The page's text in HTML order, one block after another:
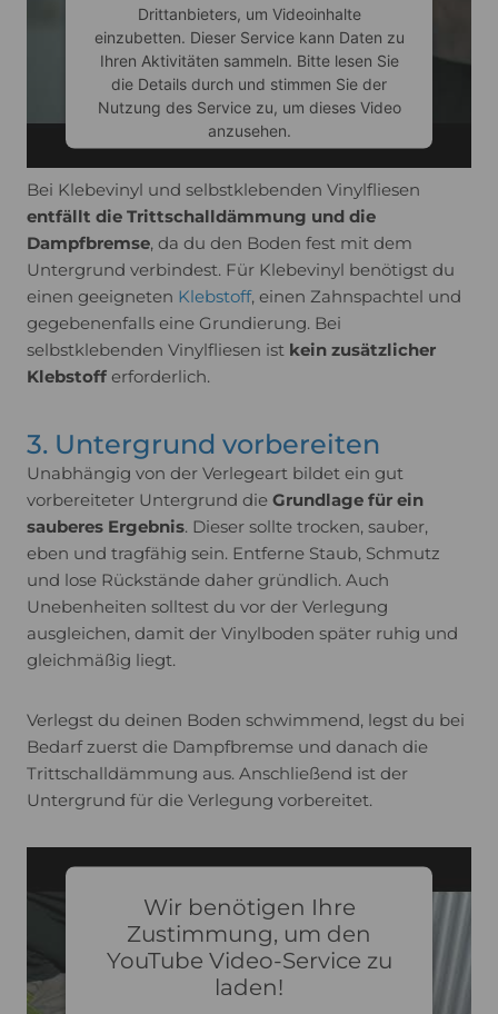
Drittanbieters, um Videoinhalte
einzubetten. Dieser Service kann Daten zu
Ihren Aktivitäten sammeln. Bitte lesen Sie
die Details durch und stimmen Sie der
Nutzung des Service zu, um dieses Video
anzusehen.
Akzeptieren
powered byUsercentrics Consent
Management Platform
Bei Klebevinyl und selbstklebenden Vinylfliesen
entfällt die Trittschalldämmung und die
Dampfbremse, da du den Boden fest mit dem
Untergrund verbindest. Für Klebevinyl benötigst du
einen geeigneten Klebstoff, einen Zahnspachtel und
gegebenenfalls eine Grundierung. Bei
selbstklebenden Vinylfliesen ist kein zusätzlicher
Klebstoff erforderlich.
3. Untergrund vorbereiten
Unabhängig von der Verlegeart bildet ein gut
vorbereiteter Untergrund die Grundlage für ein
sauberes Ergebnis. Dieser sollte trocken, sauber,
eben und tragfähig sein. Entferne Staub, Schmutz
und lose Rückstände daher gründlich. Auch
Unebenheiten solltest du vor der Verlegung
ausgleichen, damit der Vinylboden später ruhig und
gleichmäßig liegt.
Verlegst du deinen Boden schwimmend, legst du bei
Bedarf zuerst die Dampfbremse und danach die
Trittschalldämmung aus. Anschließend ist der
Untergrund für die Verlegung vorbereitet.
Wir benötigen Ihre
Zustimmung, um den
YouTube Video-Service zu
laden!